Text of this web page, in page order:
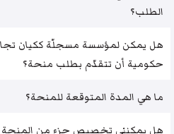
الطلب؟
هل يمكن لمؤسسة مسجلّة ككيان
حكومية أن تتقدّم بطلب منحة؟
ما هي المدة المتوقعة للمنحة؟
هل يمكنني تخصيص جزء من المنحة